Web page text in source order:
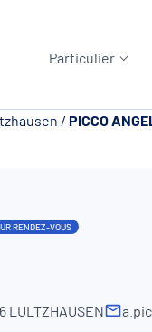
Particulier
/ PICCO
RENDEZ-VOUS
LULTZHAUSEN